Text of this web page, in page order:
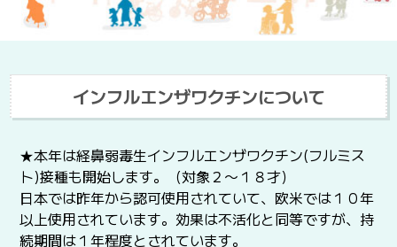
インフルエンザワクチンについて
★本年は経鼻弱毒生インフルエンザワクチン(フルミス
ト)接種も開始します。（対象２〜１８才）
日本では昨年から認可使用されていて、欧米では１０年
以上使用されています。効果は不活化と同等ですが、持
続期間は１年程度とされています。